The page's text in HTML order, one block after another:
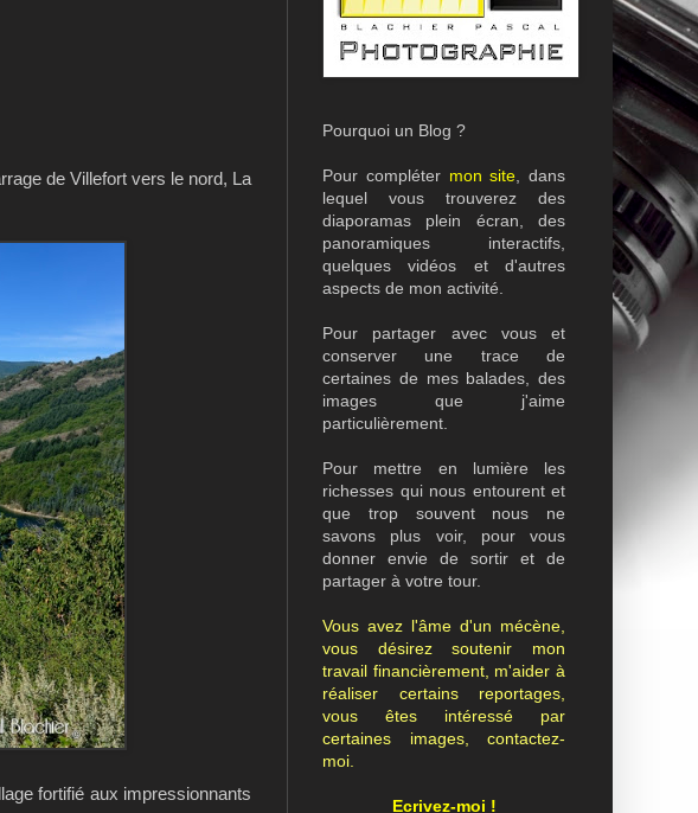
de Villefort vers le nord, La
fortifié aux impressionnants
Pourquoi un Blog ?
Pour compléter mon site , dans
lequel vous trouverez des
diaporamas plein écran, des
panoramiques interactifs,
quelques vidéos et d'autres
aspects de mon activité.
Pour partager avec vous et
conserver une trace de
certaines de mes balades, des
images que j'aime
particulièrement.
Pour mettre en lumière les
richesses qui nous entourent et
que trop souvent nous ne
savons plus voir, pour vous
donner envie de sortir et de
partager à votre tour.
Vous avez l'âme d'un mécène,
vous désirez soutenir mon
travail financièrement, m'aider à
réaliser certains reportages,
vous êtes intéressé par
certaines images, contactez-
moi.
Ecrivez-moi !